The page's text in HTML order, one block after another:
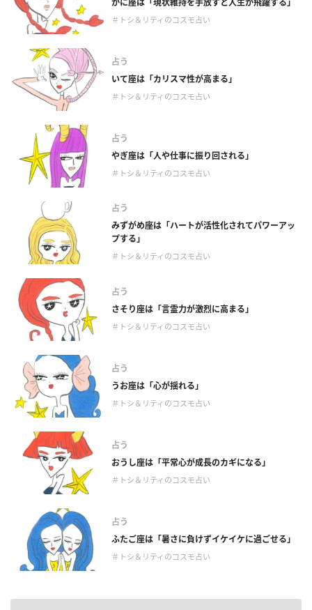
＃トシ＆リティのコスモ占い
占う
いて座は「カリスマ性が高まる」
＃トシ＆リティのコスモ占い
占う
やぎ座は「人や仕事に振り回される」
＃トシ＆リティのコスモ占い
占う
みずがめ座は「ハートが活性化されてパワーアッ
プする」
＃トシ＆リティのコスモ占い
占う
さそり座は「言霊力が激烈に高まる」
＃トシ＆リティのコスモ占い
占う
うお座は「心が揺れる」
＃トシ＆リティのコスモ占い
占う
おうし座は「平常心が成長のカギになる」
＃トシ＆リティのコスモ占い
占う
ふたご座は「暑さに負けずイケイケに過ごせる」
＃トシ＆リティのコスモ占い